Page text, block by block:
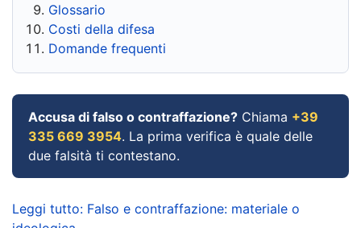
Glossario
Costi della difesa
Domande frequenti
Accusa di falso o contraffazione? Chiama +39
335 669 3954. La prima verifica è quale delle
due falsità ti contestano.
Leggi tutto: Falso e contraffazione: materiale o